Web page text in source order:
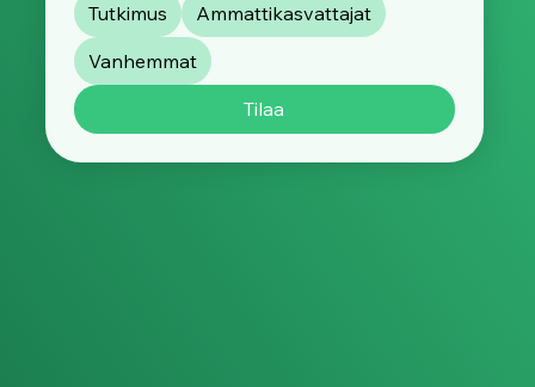
Tutkimus
Ammattikasvattajat
Vanhemmat
Tilaa